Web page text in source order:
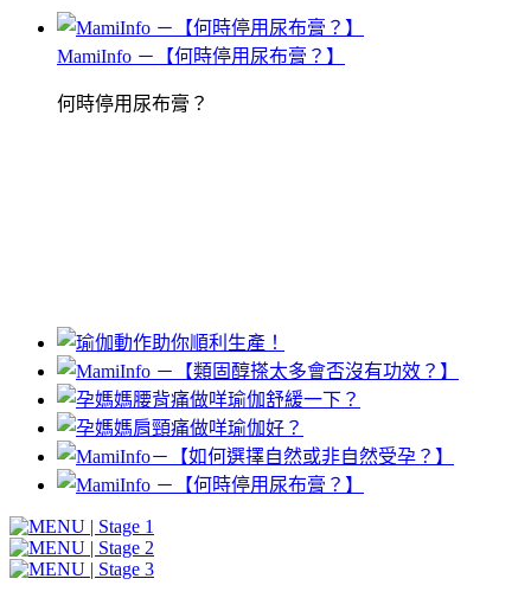
MamiInfo －【何時停用尿布膏？】
何時停用尿布膏？